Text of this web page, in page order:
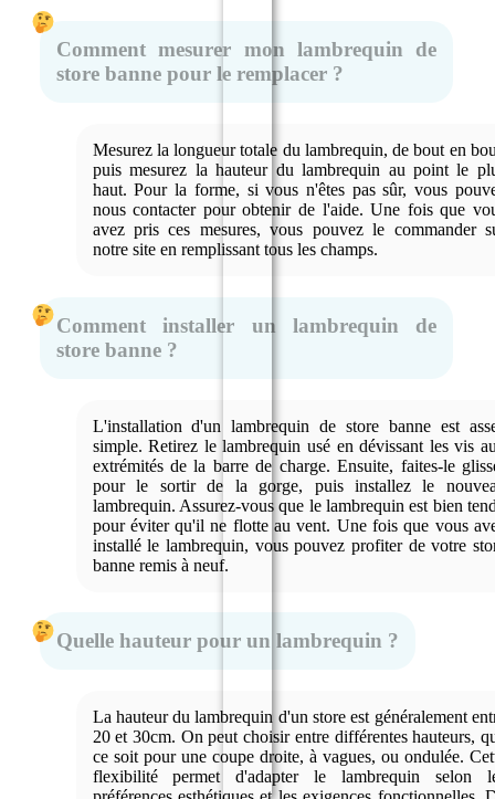
Comment mesurer mon lambrequin de
store banne pour le remplacer ?
Mesurez la longueur totale du lambrequin, de bout en
puis mesurez la hauteur du lambrequin au point le
haut. Pour la forme, si vous n'êtes pas sûr, vous
nous contacter pour obtenir de l'aide. Une fois que
avez pris ces mesures, vous pouvez le commander
notre site en remplissant tous les champs.
Comment installer un lambrequin de
store banne ?
L'installation d'un lambrequin de store banne est
simple. Retirez le lambrequin usé en dévissant les vis
extrémités de la barre de charge. Ensuite, faites-le
pour le sortir de la gorge, puis installez le
lambrequin. Assurez-vous que le lambrequin est bien
pour éviter qu'il ne flotte au vent. Une fois que vous
installé le lambrequin, vous pouvez profiter de votre
banne remis à neuf.
Quelle hauteur pour un lambrequin ?
La hauteur du lambrequin d'un store est généralement
20 et 30cm. On peut choisir entre différentes hauteurs,
ce soit pour une coupe droite, à vagues, ou ondulée.
flexibilité permet d'adapter le lambrequin selon